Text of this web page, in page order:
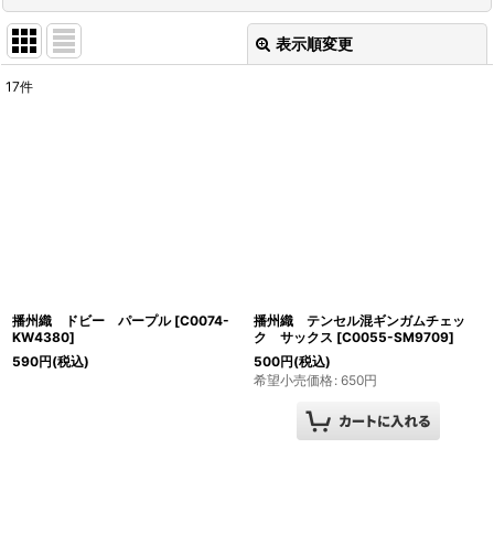
表示順変更
17件
播州織 ドビー パープル [C0074-
KW4380]
590円(税込)
播州織 テンセル混ギンガムチェッ
ク サックス [C0055-SM9709]
500円(税込)
希望小売価格: 650円